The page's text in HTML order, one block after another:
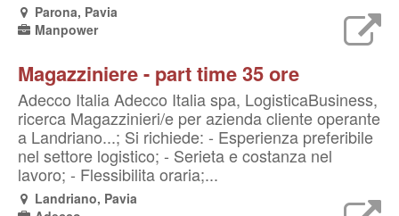
Parona, Pavia
Manpower
Magazziniere - part time 35 ore
Adecco Italia Adecco Italia spa, LogisticaBusiness,
ricerca Magazzinieri/e per azienda cliente operante
a Landriano...; Si richiede: - Esperienza preferibile
nel settore logistico; - Serieta e costanza nel
lavoro; - Flessibilita oraria;...
Landriano, Pavia